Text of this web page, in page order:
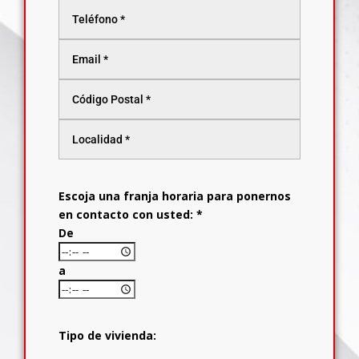
Escoja una franja horaria para ponernos
en contacto con usted: *
De
a
Tipo de vivienda: